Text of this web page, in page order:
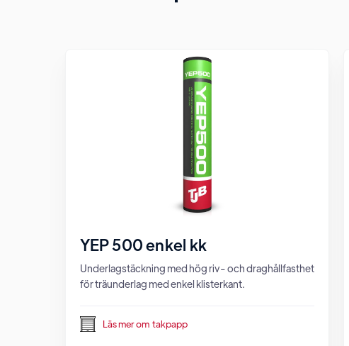
YEP 500 enkel kk
Underlagstäckning med hög riv- och draghållfasthet
för träunderlag med enkel klisterkant.
Läs mer om takpapp